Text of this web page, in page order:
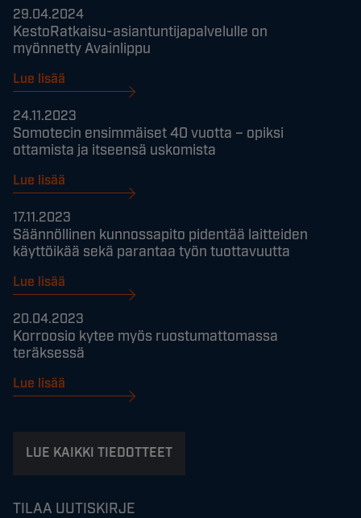
29.04.2024
KestoRatkaisu-asiantuntijapalvelulle on
myönnetty Avainlippu
Lue lisää
24.11.2023
Somotecin ensimmäiset 40 vuotta – opiksi
ottamista ja itseensä uskomista
Lue lisää
17.11.2023
Säännöllinen kunnossapito pidentää laitteiden
käyttöikää sekä parantaa työn tuottavuutta
Lue lisää
20.04.2023
Korroosio kytee myös ruostumattomassa
teräksessä
Lue lisää
LUE KAIKKI TIEDOTTEET
TILAA UUTISKIRJE